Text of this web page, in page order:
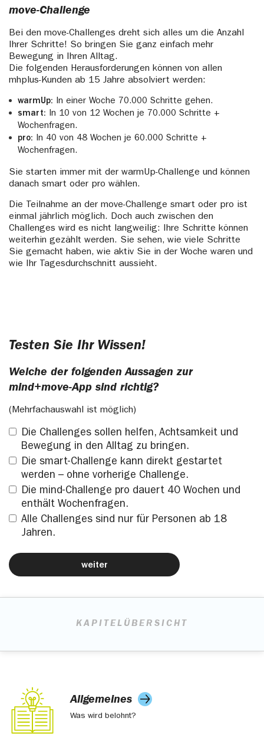
move-Challenge
Bei den move-Challenges dreht sich alles um die Anzahl
Ihrer Schritte! So bringen Sie ganz einfach mehr
Bewegung in Ihren Alltag.
Die folgenden Herausforderungen können von allen
mhplus-Kunden ab 15 Jahre absolviert werden:
warmUp: In einer Woche 70.000 Schritte gehen.
smart: In 10 von 12 Wochen je 70.000 Schritte +
Wochenfragen.
pro: In 40 von 48 Wochen je 60.000 Schritte +
Wochenfragen.
Sie starten immer mit der warmUp-Challenge und können
danach smart oder pro wählen.
Die Teilnahme an der move-Challenge smart oder pro ist
einmal jährlich möglich. Doch auch zwischen den
Challenges wird es nicht langweilig: Ihre Schritte können
weiterhin gezählt werden. Sie sehen, wie viele Schritte
Sie gemacht haben, wie aktiv Sie in der Woche waren und
wie Ihr Tagesdurchschnitt aussieht.
Testen Sie Ihr Wissen!
Welche der folgenden Aussagen zur
mind+move-App sind richtig?
(Mehrfachauswahl ist möglich)
Die Challenges sollen helfen, Achtsamkeit und
Bewegung in den Alltag zu bringen.
Die smart-Challenge kann direkt gestartet
werden – ohne vorherige Challenge.
Die mind-Challenge pro dauert 40 Wochen und
enthält Wochenfragen.
Alle Challenges sind nur für Personen ab 18
Jahren.
weiter
KAPITELÜBERSICHT
Allgemeines
Was wird belohnt?